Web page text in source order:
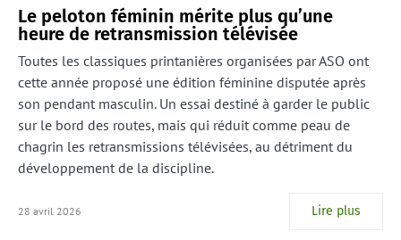
Le peloton féminin mérite plus qu’une
heure de retransmission télévisée
Toutes les classiques printanières organisées par ASO ont
cette année proposé une édition féminine disputée après
son pendant masculin. Un essai destiné à garder le public
sur le bord des routes, mais qui réduit comme peau de
chagrin les retransmissions télévisées, au détriment du
développement de la discipline.
28 avril 2026 Lire plus